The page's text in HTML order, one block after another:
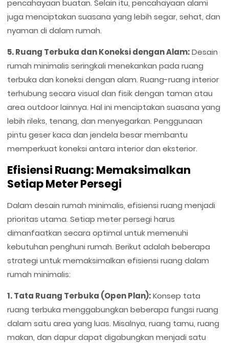
pencahayaan buatan. Selain itu, pencahayaan alami
juga menciptakan suasana yang lebih segar, sehat, dan
nyaman di dalam rumah.
5. Ruang Terbuka dan Koneksi dengan Alam:Desain
rumah minimalis seringkali menekankan pada ruang
terbuka dan koneksi dengan alam. Ruang-ruang interior
terhubung secara visual dan fisik dengan taman atau
area outdoor lainnya. Hal ini menciptakan suasana yang
lebih rileks, tenang, dan menyegarkan. Penggunaan
pintu geser kaca dan jendela besar membantu
memperkuat koneksi antara interior dan eksterior.
Efisiensi Ruang: Memaksimalkan
Setiap Meter Persegi
Dalam desain rumah minimalis, efisiensi ruang menjadi
prioritas utama. Setiap meter persegi harus
dimanfaatkan secara optimal untuk memenuhi
kebutuhan penghuni rumah. Berikut adalah beberapa
strategi untuk memaksimalkan efisiensi ruang dalam
rumah minimalis:
1. Tata Ruang Terbuka (Open Plan):Konsep tata
ruang terbuka menggabungkan beberapa fungsi ruang
dalam satu area yang luas. Misalnya, ruang tamu, ruang
makan, dan dapur dapat digabungkan menjadi satu